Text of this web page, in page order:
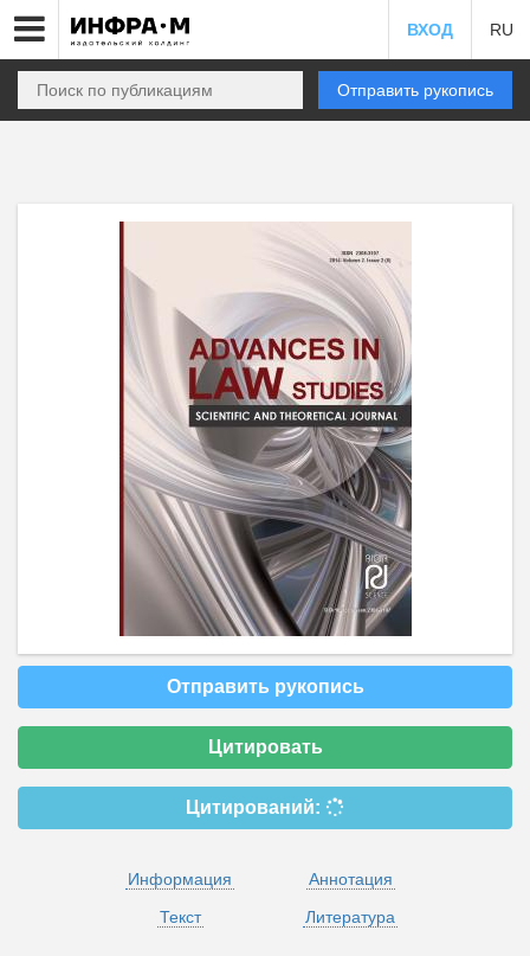
ВХОД RU
Отправить рукопись
Отправить рукопись
Цитировать
Цитирований:
Информация
Аннотация
Текст
Литература